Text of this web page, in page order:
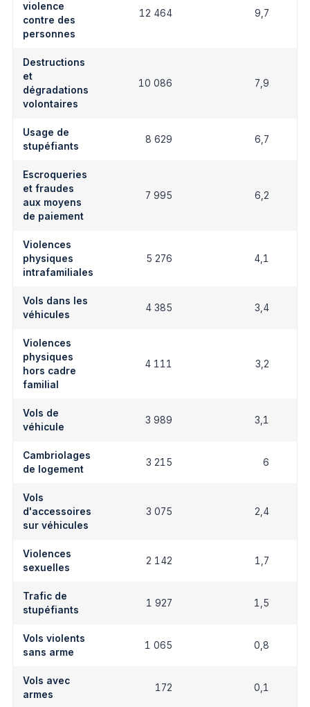
violence
contre des
personnes
12 464 9,7
Destructions
et
dégradations
volontaires
10 086 7,9
Usage de
stupéfiants
8 629 6,7
Escroqueries
et fraudes
aux moyens
de paiement
7 995 6,2
Violences
physiques
intrafamiliales
5 276 4,1
Vols dans les
véhicules
4 385 3,4
Violences
physiques
hors cadre
familial
4 111 3,2
Vols de
véhicule
3 989 3,1
Cambriolages
de logement
3 215 6
Vols
d'accessoires
sur véhicules
3 075 2,4
Violences
sexuelles
2 142 1,7
Trafic de
stupéfiants
1 927 1,5
Vols violents
sans arme
1 065 0,8
Vols avec
armes
172 0,1